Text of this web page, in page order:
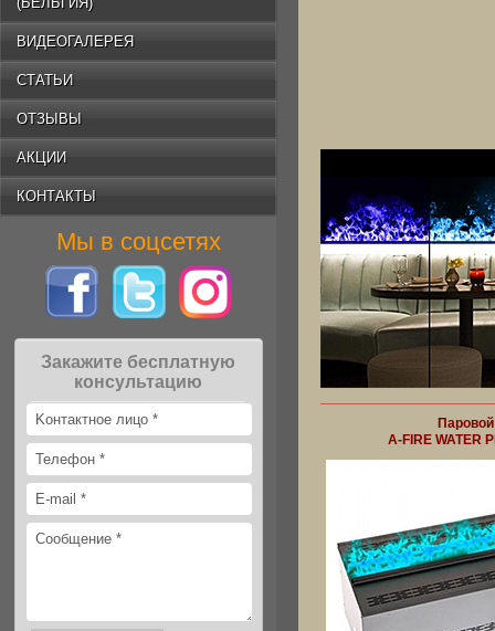
ВИДЕОГАЛЕРЕЯ
СТАТЬИ
ОТЗЫВЫ
АКЦИИ
КОНТАКТЫ
Мы в соцсетях
Закажите бесплатную
консультацию
A-FIRE WATER